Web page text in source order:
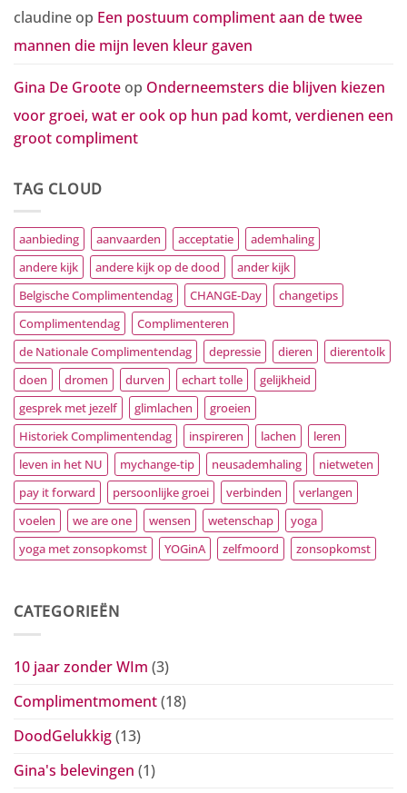
claudine op Een postuum compliment aan de twee
mannen die mijn leven kleur gaven
Gina De Groote op Onderneemsters die blijven kiezen
voor groei, wat er ook op hun pad komt, verdienen een
groot compliment
TAG CLOUD
aanbieding aanvaarden acceptatie
ademhaling
andere kijk
andere kijk op de dood
ander kijk
Belgische Complimentendag
CHANGE-Day
changetips
Complimentendag
Complimenteren
de Nationale Complimentendag
depressie dieren
dierentolk
doen
dromen durven echart tolle
gelijkheid
gesprek met jezelf
glimlachen
groeien
Historiek Complimentendag
inspireren lachen
leren
leven in het NU
mychange-tip neusademhaling
nietweten
pay it forward
persoonlijke groei verbinden
verlangen
voelen
we are one wensen wetenschap
yoga
yoga met zonsopkomst
YOGinA zelfmoord zonsopkomst
CATEGORIEËN
10 jaar zonder WIm (3)
Complimentmoment(18)
DoodGelukkig(13)
Gina's belevingen (1)